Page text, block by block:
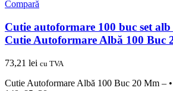
Compară
Cutie autoformare 100 buc set
Cutie Autoformare Albă 100 Buc
73,21 lei cu TVA
Cutie Autoformare Albă 100 Buc 20 Mm –